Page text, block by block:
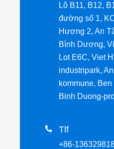
Lô B11, B12,
đường số 1,
Hương 2, An
Bình Dương,
Lot E6C, Viet
industripark,
kommune,
Binh Duong-
 Tlf
+86-